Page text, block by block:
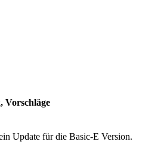
Vorschläge
Update für die Basic-E Version.